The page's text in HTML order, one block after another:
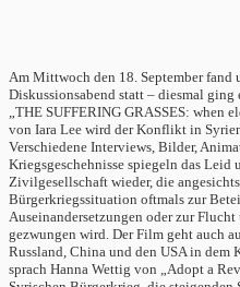
Am Mittwoch den 18. September fand
Diskussionsabend statt – diesmal
„THE SUFFERING GRASSES: when
von Iara Lee wird der Konflikt in
Verschiedene Interviews, Bilder,
Kriegsgeschehnisse spiegeln das Leid
Zivilgesellschaft wieder, die
Bürgerkriegssituation oftmals zur
Auseinandersetzungen oder zur
gezwungen wird. Der Film geht auch
Russland, China und den USA in
sprach Hanna Wettig von „Adopt a